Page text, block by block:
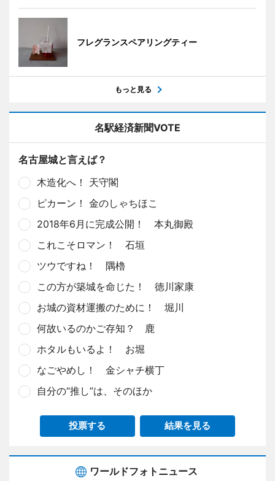
フレグランスペアリングティー
もっと見る
名駅経済新聞VOTE
名古屋城と言えば？
木造化へ！ 天守閣
ピカーン！ 金のしゃちほこ
2018年6月に完成公開！ 本丸御殿
これこそロマン！ 石垣
ツウですね！ 隅櫓
この方が築城を命じた！ 徳川家康
お城の資材運搬のために！ 堀川
何故いるのかご存知？ 鹿
ホタルもいるよ！ お堀
なごやめし！ 金シャチ横丁
自分の“推し”は、そのほか
投票する 結果を見る
ワールドフォトニュース